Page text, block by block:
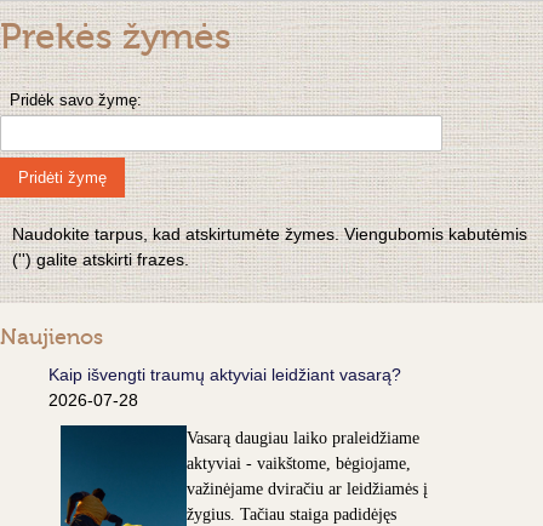
Prekės žymės
Pridėk savo žymę:
Pridėti žymę
Naudokite tarpus, kad atskirtumėte žymes. Viengubomis kabutėmis
('') galite atskirti frazes.
Naujienos
Kaip išvengti traumų aktyviai leidžiant vasarą?
2026-07-28
Vasarą daugiau laiko praleidžiame
aktyviai - vaikštome, bėgiojame,
važinėjame dviračiu ar leidžiamės į
žygius. Tačiau staiga padidėjęs